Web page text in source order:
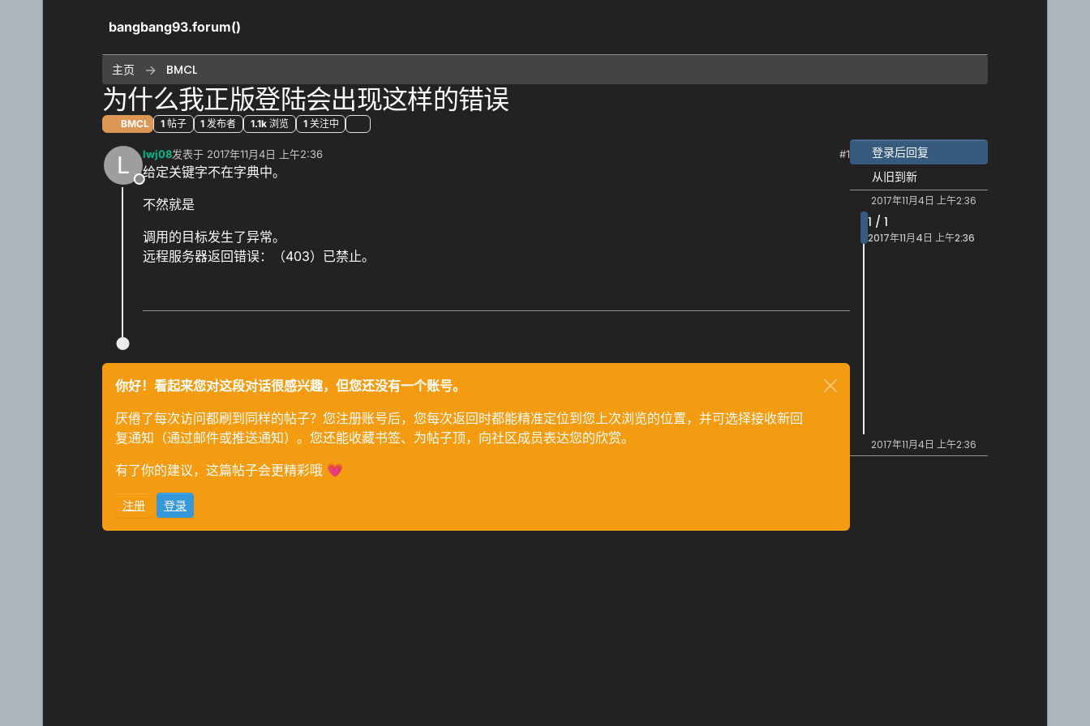
bangbang93.forum()
主页 BMCL
为什么我正版登陆会出现这样的错误
BMCL 1 帖子 1 发布者 1.1k 浏览 1 关注中
L
离线
lwj08发表于 2017年11月4日 上午2:36
最后由 编辑
#1
给定关键字不在字典中。
不然就是
调用的目标发生了异常。
远程服务器返回错误：（403）已禁止。
你好！看起来您对这段对话很感兴趣，但您还没有一个账号。
厌倦了每次访问都刷到同样的帖子？您注册账号后，您每次返回时都能精准定位到您上次浏览的位置，并可选择接收新回
复通知（通过邮件或推送通知）。您还能收藏书签、为帖子顶，向社区成员表达您的欣赏。
有了你的建议，这篇帖子会更精彩哦 💗
注册 登录
登录后回复
从旧到新
2017年11月4日 上午2:36
1 / 1
2017年11月4日 上午2:36
2017年11月4日 上午2:36